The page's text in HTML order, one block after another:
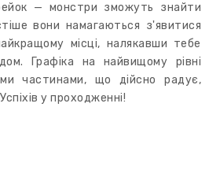
— монстри зможуть знайти
вони намагаються з'явитися
місці, налякавши тебе
Графіка на найвищому рівні
частинами, що дійсно радує,
у проходженні!